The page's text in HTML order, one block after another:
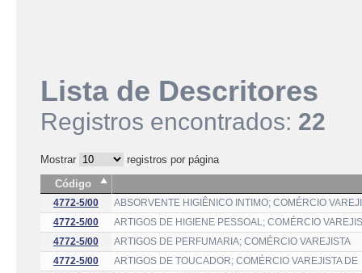
Lista de Descritores
Registros encontrados: 22
Mostrar
registros por página
Código
4772-5/00
ABSORVENTE HIGIÊNICO INTIMO; COMÉRCIO
4772-5/00
ARTIGOS DE HIGIENE PESSOAL; COMÉRCIO
4772-5/00
ARTIGOS DE PERFUMARIA; COMÉRCIO VAREJISTA
4772-5/00
ARTIGOS DE TOUCADOR; COMÉRCIO VAREJISTA DE